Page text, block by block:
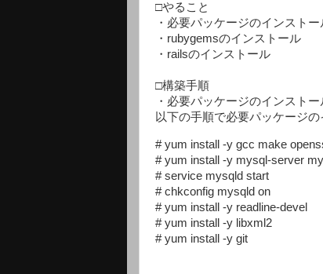
□やること
・必要パッケージのインストー
・rubygemsのインストール
・railsのインストール
□構築手順
・必要パッケージのインスト
以下の手順で必要パッケージの
# yum install -y gcc make
# yum install -y mysql-server
# service mysqld start
# chkconfig mysqld on
# yum install -y readline-devel
# yum install -y libxml2
# yum install -y git